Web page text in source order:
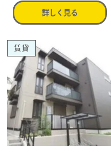
詳しく見る
賃貸